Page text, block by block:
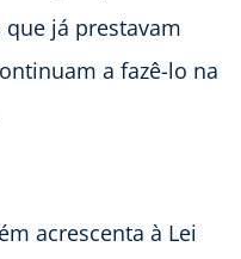
já prestavam
a fazê-lo na
acrescenta à Lei